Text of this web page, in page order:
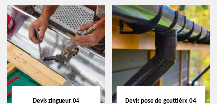
Devis zingueur 04 Devis pose de gouttière 04